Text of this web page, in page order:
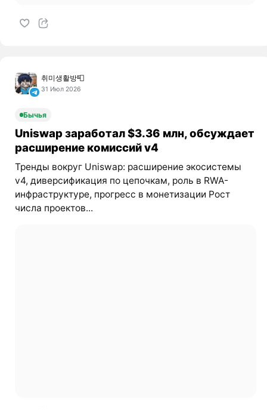
취미생활방📮
31 Июл 2026
Бычья
Uniswap заработал $3.36 млн, обсуждает
расширение комиссий v4
Тренды вокруг Uniswap: расширение экосистемы
v4, диверсификация по цепочкам, роль в RWA-
инфраструктуре, прогресс в монетизации Рост
числа проектов...